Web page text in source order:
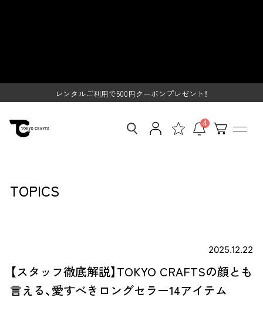
n
レンタルご利用で500円クーポンプレゼント！
4
TOPICS
2025.12.22
【スタッフ徹底解説】TOKYO CRAFTSの顔とも
言える、愛すべきロングセラー14アイテム